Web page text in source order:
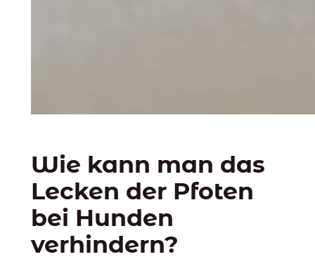
Wie kann man das
Lecken der Pfoten
bei Hunden
verhindern?